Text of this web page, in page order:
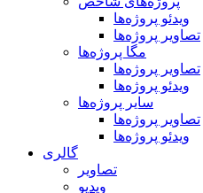
ویدئو پروژه‌ها
تصاویر پروژه‌ها
مگا پروژه‌ها
تصاویر پروژه‌ها
ویدئو پروژه‌ها
سایر پروژه‌ها
تصاویر پروژه‌ها
ویدئو پروژه‌ها
گالری
تصاویر
ویدیو